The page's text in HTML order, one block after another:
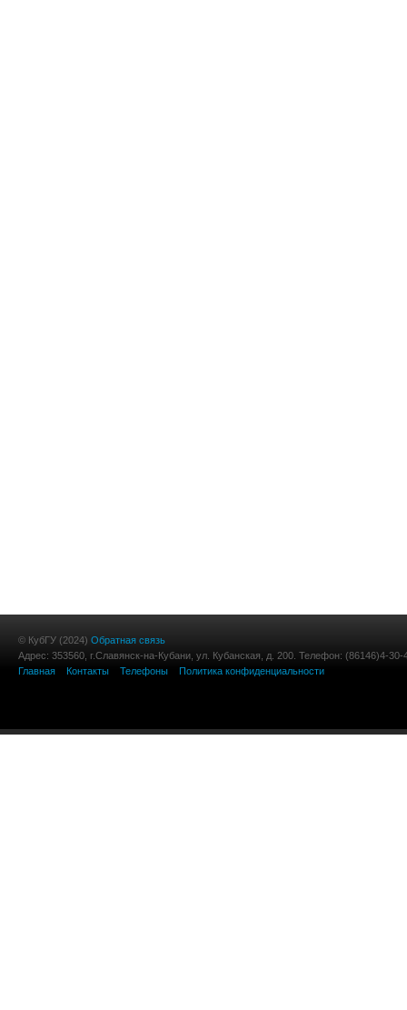
© КубГУ (2024) Обратная связь
Адрес: 353560, г.Славянск-на-Кубани, ул. Кубанская, д. 200. Телефон: (86146)4-30-
Главная
Контакты Телефоны Политика конфиденциальности